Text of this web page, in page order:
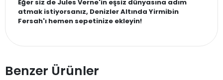
Eğer siz de Jules Verne'in eşsiz dünyasına adım
atmak istiyorsanız, Denizler Altında Yirmibin
Fersah'ı hemen sepetinize ekleyin!
Benzer Ürünler